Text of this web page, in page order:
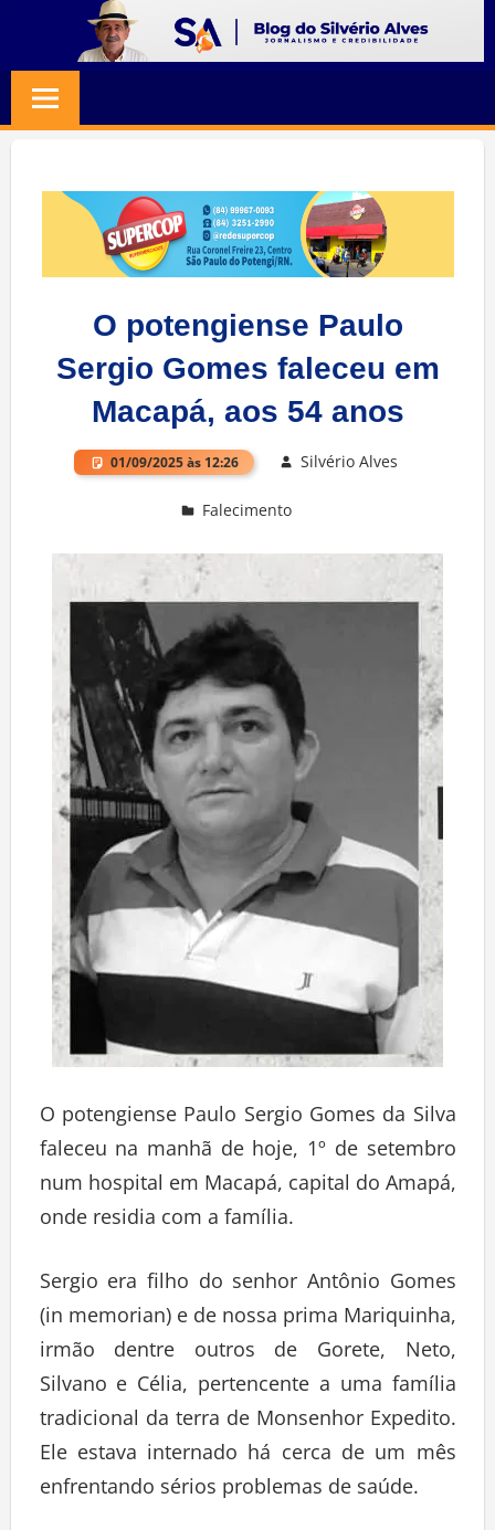
content
SILVERIO
ALVES
Jornalismo
Credibilidade
O potengiense Paulo
Sergio Gomes faleceu em
Macapá, aos 54 anos
01/09/2025 às 12:26 Silvério Alves
Falecimento
O potengiense Paulo Sergio Gomes da Silva
faleceu na manhã de hoje, 1º de setembro
num hospital em Macapá, capital do Amapá,
onde residia com a família.
Sergio era filho do senhor Antônio Gomes
(in memorian) e de nossa prima Mariquinha,
irmão dentre outros de Gorete, Neto,
Silvano e Célia, pertencente a uma família
tradicional da terra de Monsenhor Expedito.
Ele estava internado há cerca de um mês
enfrentando sérios problemas de saúde.